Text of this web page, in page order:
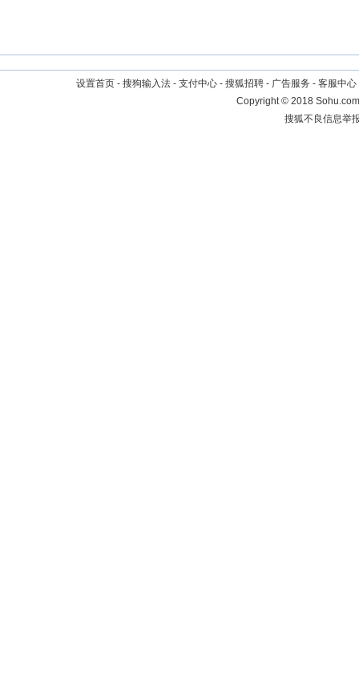
设置首页 - 搜狗输入法 - 支付中心 - 搜狐招聘 - 广告服务 - 客服中心
Copyright©2018
搜狐不良信息举